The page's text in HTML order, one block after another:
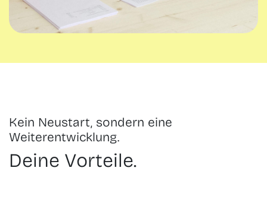
Kein Neustart, sondern eine
Weiterentwicklung.
Deine Vorteile.